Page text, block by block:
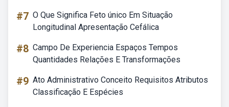
#7 O Que Significa Feto único Em Situação
Longitudinal Apresentação Cefálica
#8 Campo De Experiencia Espaços Tempos
Quantidades Relações E Transformações
#9 Ato Administrativo Conceito Requisitos Atributos
Classificação E Espécies